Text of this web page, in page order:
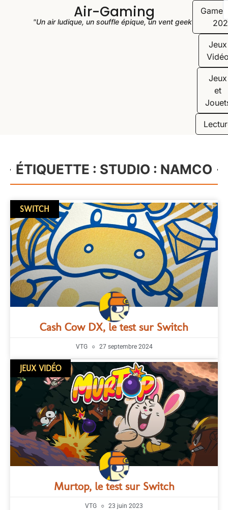
Air-Gaming
"Un air ludique, un souffle épique, un vent geek"
Jeux
Jeux
et
ÉTIQUETTE : STUDIO : NAMCO
SWITCH
Cash Cow DX, le test sur Switch
VTG 27 septembre 2024
JEUX VIDÉO
Murtop, le test sur Switch
VTG 23 juin 2023